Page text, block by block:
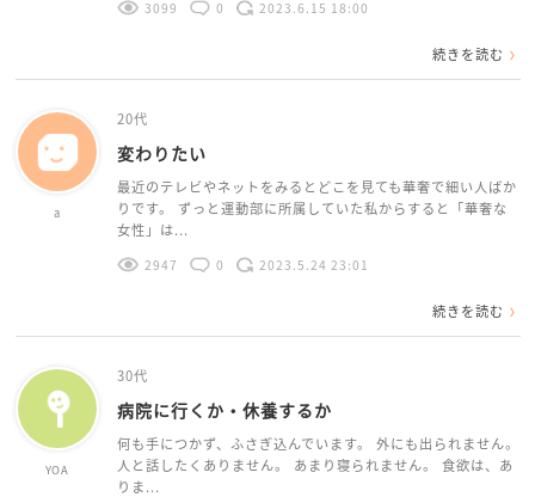
3099 0 2023.6.15 18:00
続きを読む
a
20代
変わりたい
最近のテレビやネットをみるとどこを見ても華奢で細い人ばか
りです。 ずっと運動部に所属していた私からすると「華奢な
女性」は...
2947 0 2023.5.24 23:01
続きを読む
YOA
30代
病院に行くか・休養するか
何も手につかず、ふさぎ込んでいます。 外にも出られません。
人と話したくありません。 あまり寝られません。 食欲は、あ
りま...